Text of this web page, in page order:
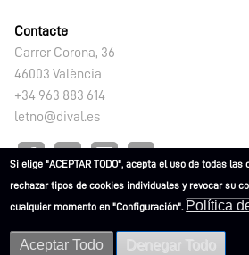
Contacte
Carrer Corona, 36
46003 València
+34 963 883 614
letno@dival.es
Advertències Política de
Si elige "ACEPTAR TODO", acepta el uso de todas
rechazar tipos de cookies individuales y revocar su
cualquier momento en "Configuración". Política
Aceptar Todo Denegar Todo